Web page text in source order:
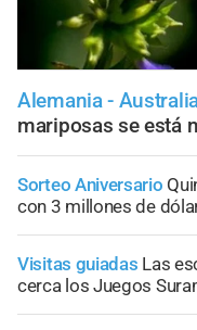
Alemania -
mariposas se está
Sorteo Aniversario
con 3 millones de
Visitas guiadas Las
cerca los Juegos